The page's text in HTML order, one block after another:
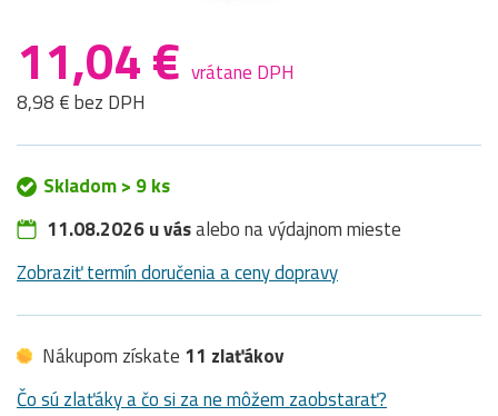
11,04 € vrátane DPH
8,98 € bez DPH
Skladom > 9 ks
11.08.2026 u vásalebo na výdajnom mieste
Zobraziť termín doručenia a ceny dopravy
Nákupom získate 11 zlaťákov
Čo sú zlaťáky a čo si za ne môžem zaobstarať?